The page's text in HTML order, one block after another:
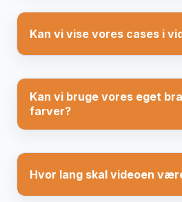
Kan vi vise vores cases i
Kan vi bruge vores eget
farver?
Hvor lang skal videoen